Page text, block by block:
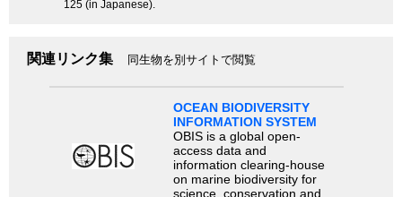
125 (in Japanese).
関連リンク集 同生物を別サイトで閲覧
OCEAN BIODIVERSITY
INFORMATION SYSTEM
OBIS is a global open-
access data and
information clearing-house
on marine biodiversity for
science, conservation and